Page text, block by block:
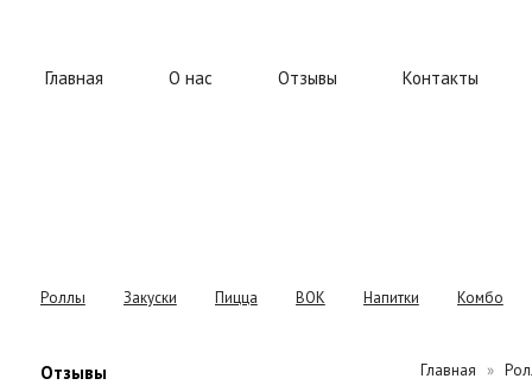
Главная О нас Отзывы Контакты
Роллы Закуски Пицца ВОК Напитки Комбо
Отзывы Главная